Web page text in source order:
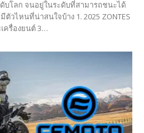
บโลก จนอยู่ในระดับที่สามารถชนะได้
วไหนที่น่าสนใจบ้าง 1. 2025 ZONTES
ครื่องยนต์ 3…